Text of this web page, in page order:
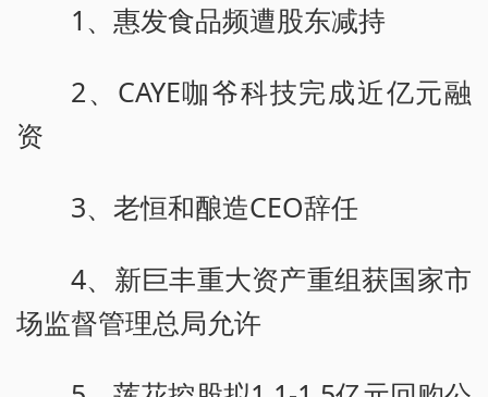
1、惠发食品频遭股东减持
2、CAYE咖爷科技完成近亿元融
资
3、老恒和酿造CEO辞任
4、新巨丰重大资产重组获国家市
场监督管理总局允许